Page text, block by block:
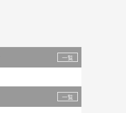
一覧
一覧